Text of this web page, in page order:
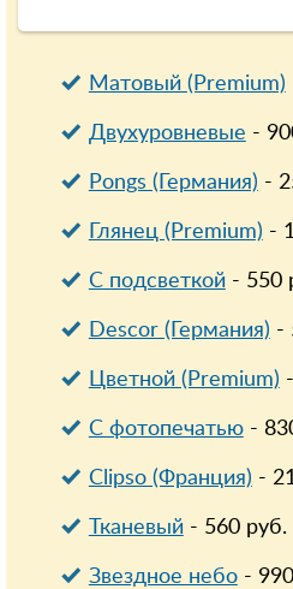
Матовый (Premium)
Двухуровневые -
Pongs (Германия) -
Глянец (Premium) -
С подсветкой- 550
Descor (Германия) -
Цветной (Premium) -
С фотопечатью-
Clipso (Франция) -
Тканевый- 560руб.
Звездное небо- 990